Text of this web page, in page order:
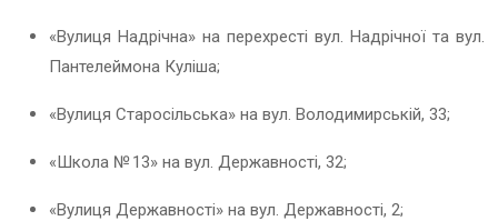
«Вулиця Надрічна» на перехресті вул. Надрічної та вул.
Пантелеймона Куліша;
«Вулиця Старосільська» на вул. Володимирській, 33;
«Школа № 13» на вул. Державності, 32;
«Вулиця Державності» на вул. Державності, 2;